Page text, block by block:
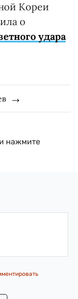
Кореи
о
удара
нажмите